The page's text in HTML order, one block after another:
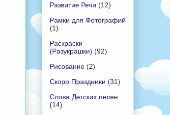
Развитие Речи (12)
Рамки для Фотографий
(1)
Раскраски
(Разукрашки) (92)
Рисование (2)
Скоро Праздники (31)
Слова Детских песен
(14)